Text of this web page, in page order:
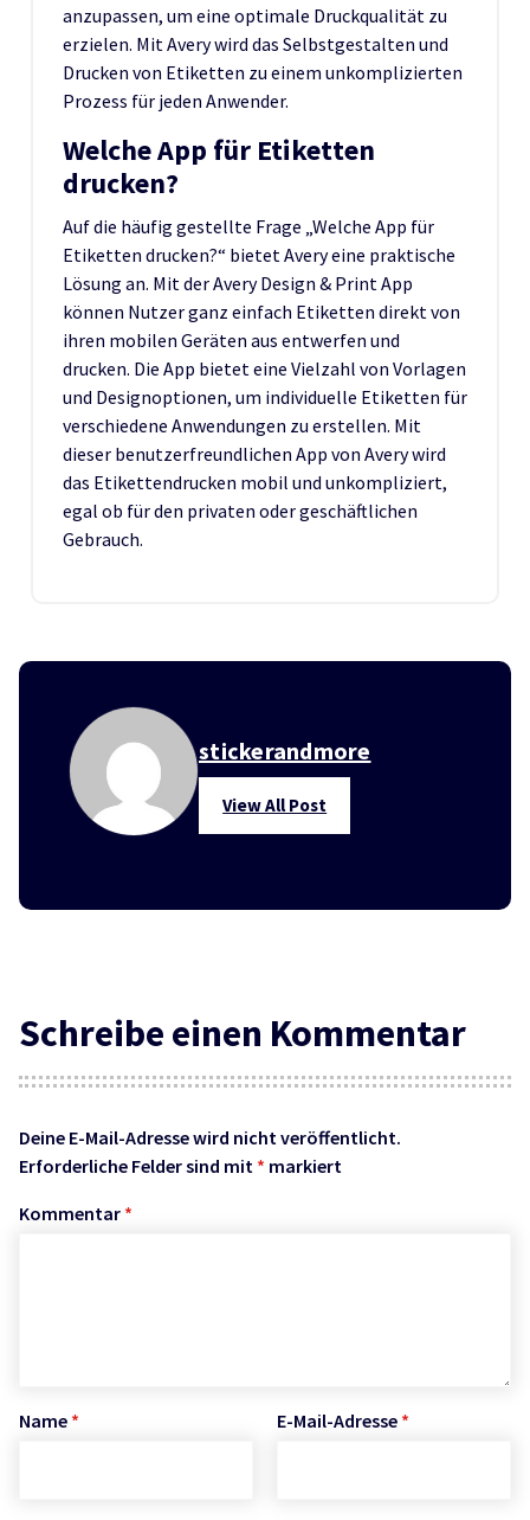
anzupassen, um eine optimale Druckqualität zu
erzielen. Mit Avery wird das Selbstgestalten und
Drucken von Etiketten zu einem unkomplizierten
Prozess für jeden Anwender.
Welche App für Etiketten
drucken?
Auf die häufig gestellte Frage „Welche App für
Etiketten drucken?“ bietet Avery eine praktische
Lösung an. Mit der Avery Design & Print App
können Nutzer ganz einfach Etiketten direkt von
ihren mobilen Geräten aus entwerfen und
drucken. Die App bietet eine Vielzahl von Vorlagen
und Designoptionen, um individuelle Etiketten für
verschiedene Anwendungen zu erstellen. Mit
dieser benutzerfreundlichen App von Avery wird
das Etikettendrucken mobil und unkompliziert,
egal ob für den privaten oder geschäftlichen
Gebrauch.
stickerandmore
View All Post
Schreibe einen Kommentar
Deine E-Mail-Adresse wird nicht veröffentlicht.
Erforderliche Felder sind mit * markiert
Kommentar *
Name * E-Mail-Adresse *